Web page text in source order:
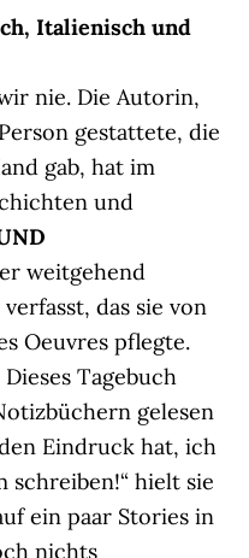
Italienisch und
nie. Die Autorin,
gestattete, die
gab, hat im
und
weitgehend
das sie von
Oeuvres pflegte.
Tagebuch
gelesen
Eindruck hat, ich
hielt sie
ein paar Stories in
nichts